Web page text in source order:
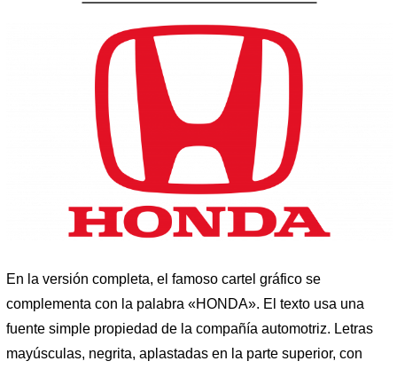
En la versión completa, el famoso cartel gráfico se
complementa con la palabra «HONDA». El texto usa una
fuente simple propiedad de la compañía automotriz. Letras
mayúsculas, negrita, aplastadas en la parte superior, con